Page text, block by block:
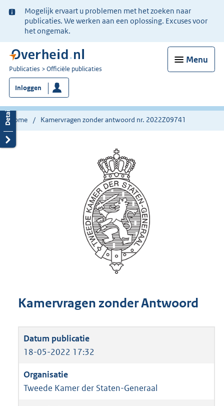
Ter
informatie:
Mogelijk ervaart u problemen met het zoeken naar
publicaties. We werken aan een oplossing. Excuses voor
het ongemak.
Menu
U
bent
nu
hier:
Publicaties Officiële publicaties
Inloggen
Home Kamervragen zonder antwoord nr. 2022Z09741
Kamervragen zonder Antwoord
18-05-2022 17:32
Tweede Kamer der Staten-Generaal